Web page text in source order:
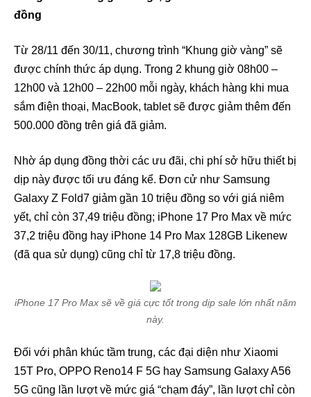
đồng
Từ 28/11 đến 30/11, chương trình “Khung giờ vàng” sẽ
được chính thức áp dụng. Trong 2 khung giờ 08h00 –
12h00 và 12h00 – 22h00 mỗi ngày, khách hàng khi mua
sắm điện thoại, MacBook, tablet sẽ được giảm thêm đến
500.000 đồng trên giá đã giảm.
Nhờ áp dụng đồng thời các ưu đãi, chi phí sở hữu thiết bị
dịp này được tối ưu đáng kể. Đơn cử như Samsung
Galaxy Z Fold7 giảm gần 10 triệu đồng so với giá niêm
yết, chỉ còn 37,49 triệu đồng; iPhone 17 Pro Max về mức
37,2 triệu đồng hay iPhone 14 Pro Max 128GB Likenew
(đã qua sử dụng) cũng chỉ từ 17,8 triệu đồng.
iPhone 17 Pro Max sẽ về giá cực tốt trong dịp sale lớn nhất năm
này.
Đối với phân khúc tầm trung, các đại diện như Xiaomi
15T Pro, OPPO Reno14 F 5G hay Samsung Galaxy A56
5G cũng lần lượt về mức giá “chạm đáy”, lần lượt chỉ còn